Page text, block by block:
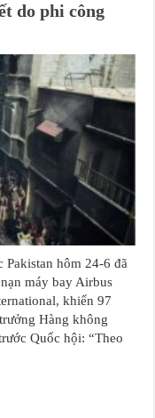
do phi công
Pakistan hôm 24-6 đã
máy bay Airbus
khiến 97
Hàng không
Quốc hội: “Theo